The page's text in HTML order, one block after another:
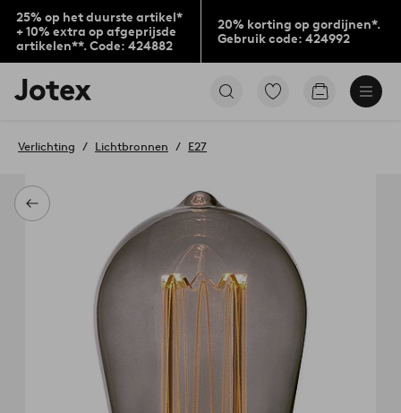
25% op het duurste artikel*
+ 10% extra op afgeprijsde
artikelen**. Code: 424882
20% korting op gordijnen*.
Gebruik code: 424992
Jotex
logo
to
home
page
Ga
Go
Terug
Verlichting Lichtbronnen E27